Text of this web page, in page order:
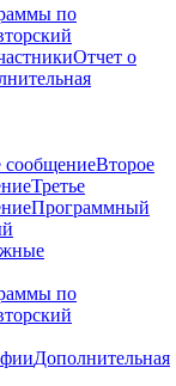
по
Отчет о
Второе
Третье
Программный
по
Дополнительная